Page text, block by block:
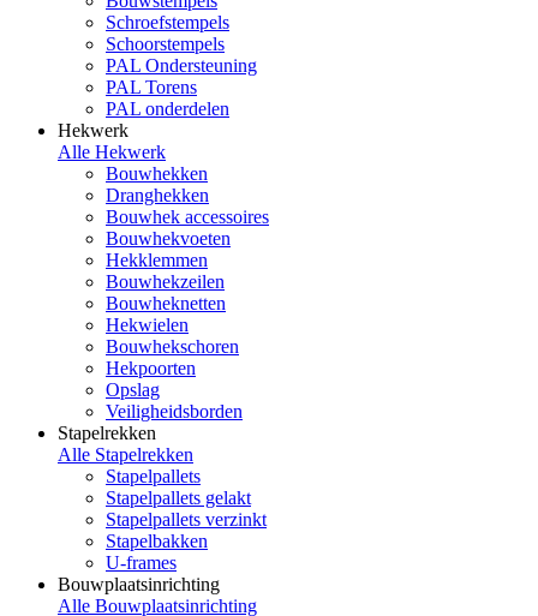
Schroefstempels
Schoorstempels
PAL Ondersteuning
PAL Torens
PAL onderdelen
Hekwerk
Alle Hekwerk
Bouwhekken
Dranghekken
Bouwhek accessoires
Bouwhekvoeten
Hekklemmen
Bouwhekzeilen
Bouwheknetten
Hekwielen
Bouwhekschoren
Hekpoorten
Opslag
Veiligheidsborden
Stapelrekken
Alle Stapelrekken
Stapelpallets
Stapelpallets gelakt
Stapelpallets verzinkt
Stapelbakken
U-frames
Bouwplaatsinrichting
Alle Bouwplaatsinrichting